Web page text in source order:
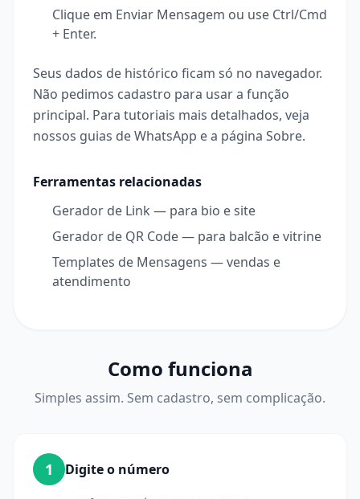
Clique em Enviar Mensagem ou use Ctrl/Cmd
+ Enter.
Seus dados de histórico ficam só no navegador.
Não pedimos cadastro para usar a função
principal. Para tutoriais mais detalhados, veja
nossos guias de WhatsApp e a página Sobre.
Ferramentas relacionadas
Gerador de Link — para bio e site
Gerador de QR Code— para balcão e vitrine
Templates de Mensagens —vendas e
atendimento
Como funciona
Simples assim. Sem cadastro, sem complicação.
1 Digite o número